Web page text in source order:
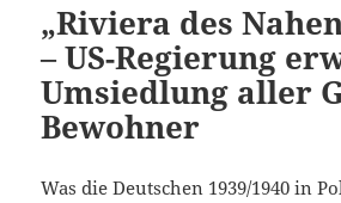
„Riviera des
– US-Regierung
Umsiedlung aller
Bewohner
Was die Deutschen 1939/1940 in